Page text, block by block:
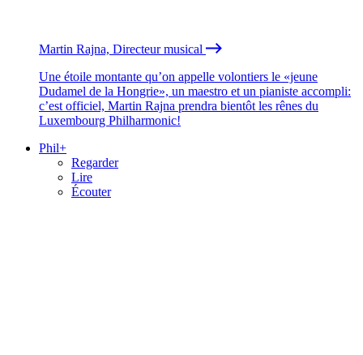
Martin Rajna, Directeur musical
Une étoile montante qu’on appelle volontiers le «jeune
Dudamel de la Hongrie», un maestro et un pianiste accompli:
c’est officiel, Martin Rajna prendra bientôt les rênes du
Luxembourg Philharmonic!
Phil+
Regarder
Lire
Écouter